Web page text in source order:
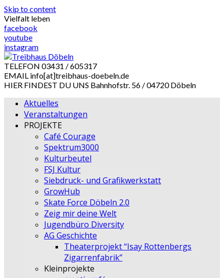
Skip to content
Vielfalt leben
facebook
youtube
instagram
TELEFON 03431 / 605317
EMAIL info[at]treibhaus-doebeln.de
HIER FINDEST DU UNS Bahnhofstr. 56 / 04720 Döbeln
Aktuelles
Veranstaltungen
PROJEKTE
Café Courage
Spektrum3000
Kulturbeutel
FSJ Kultur
Siebdruck- und Grafikwerkstatt
GrowHub
Skate Force Döbeln 2.0
Zeig mir deine Welt
Jugendbüro Diversity
AG Geschichte
Theaterprojekt “Isay Rottenbergs
Zigarrenfabrik”
Kleinprojekte